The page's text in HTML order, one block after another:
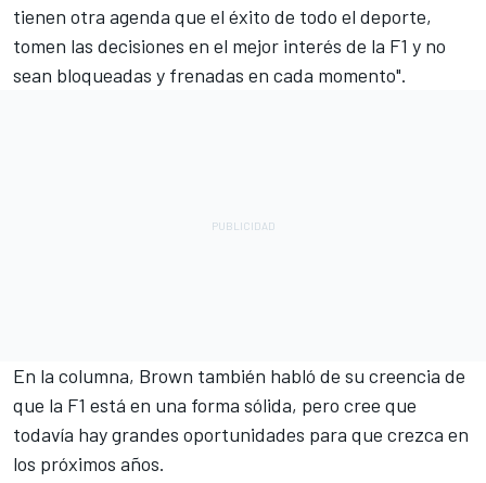
tienen otra agenda que el éxito de todo el deporte,
tomen las decisiones en el mejor interés de la F1 y no
sean bloqueadas y frenadas en cada momento".
En la columna, Brown también habló de su creencia de
que la F1 está en una forma sólida, pero cree que
todavía hay grandes oportunidades para que crezca en
los próximos años.